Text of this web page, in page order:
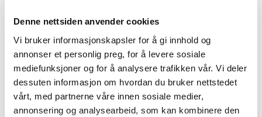
Denne nettsiden anvender cookies
Vi bruker informasjonskapsler for å gi innhold og
annonser et personlig preg, for å levere sosiale
mediefunksjoner og for å analysere trafikken vår. Vi deler
dessuten informasjon om hvordan du bruker nettstedet
vårt, med partnerne våre innen sosiale medier,
annonsering og analysearbeid, som kan kombinere den
Det jeg var uvitende om på vei til sykehuset, var at
slaglignende symptomer ikke er uvanlig for kvinner i
tidlig overgangsalder.